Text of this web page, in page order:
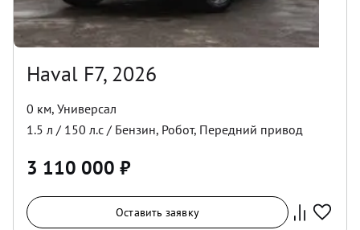
Haval F7, 2026
0 км, Универсал
1.5 л / 150 л.с / Бензин, Робот, Передний привод
3 110 000 ₽
Оставить заявку